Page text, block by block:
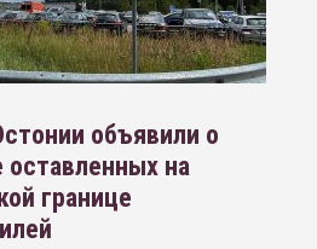
объявили о
на
границе